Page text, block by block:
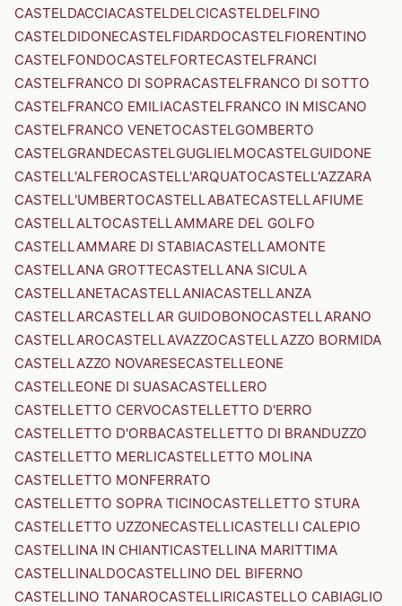
CASTELDACCIACASTELDELCICASTELDELFINO
CASTELDIDONECASTELFIDARDOCASTELFIORENTINO
CASTELFONDOCASTELFORTECASTELFRANCI
CASTELFRANCO DI SOPRACASTELFRANCO DI SOTTO
CASTELFRANCO EMILIACASTELFRANCO IN MISCANO
CASTELFRANCO VENETOCASTELGOMBERTO
CASTELGRANDECASTELGUGLIELMOCASTELGUIDONE
CASTELL'ALFEROCASTELL'ARQUATOCASTELL'AZZARA
CASTELL'UMBERTOCASTELLABATECASTELLAFIUME
CASTELLALTOCASTELLAMMARE DEL GOLFO
CASTELLAMMARE DI STABIACASTELLAMONTE
CASTELLANA GROTTECASTELLANA SICULA
CASTELLANETACASTELLANIACASTELLANZA
CASTELLARCASTELLAR GUIDOBONOCASTELLARANO
CASTELLAROCASTELLAVAZZOCASTELLAZZO BORMIDA
CASTELLAZZO NOVARESECASTELLEONE
CASTELLEONE DI SUASACASTELLERO
CASTELLETTO CERVOCASTELLETTO D'ERRO
CASTELLETTO D'ORBACASTELLETTO DI BRANDUZZO
CASTELLETTO MERLICASTELLETTO MOLINA
CASTELLETTO MONFERRATO
CASTELLETTO SOPRA TICINOCASTELLETTO STURA
CASTELLETTO UZZONECASTELLICASTELLI CALEPIO
CASTELLINA IN CHIANTICASTELLINA MARITTIMA
CASTELLINALDOCASTELLINO DEL BIFERNO
CASTELLINO TANAROCASTELLIRICASTELLO CABIAGLIO